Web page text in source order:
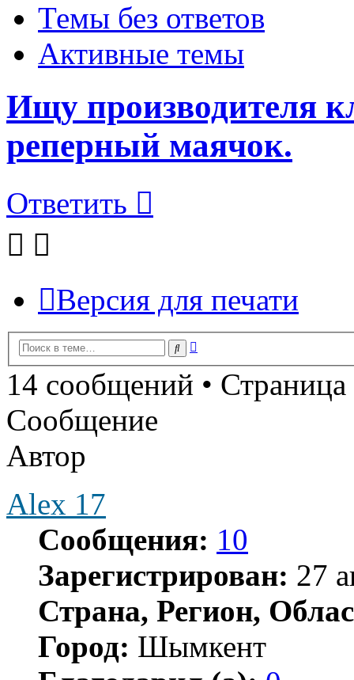
Темы без ответов
Активные темы
Ищу производителя
реперный маячок.
Ответить
Версия для печати
Поиск
14 сообщений • Страница
Сообщение
Автор
Alex 17
Сообщения: 10
Зарегистрирован: 27
Страна, Регион,
Город: Шымкент